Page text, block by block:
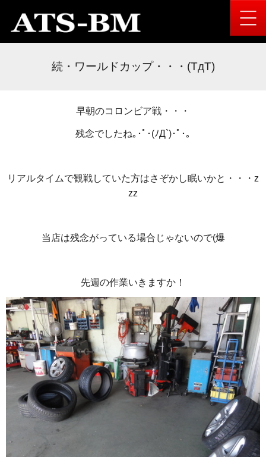
続・ワールドカップ・・・(TдT)
早朝のコロンビア戦・・・
残念でしたね｡･ﾟ･(ﾉД`)･ﾟ･｡
リアルタイムで観戦していた方はさぞかし眠いかと・・・z
zz
当店は残念がっている場合じゃないので(爆
先週の作業いきますか！